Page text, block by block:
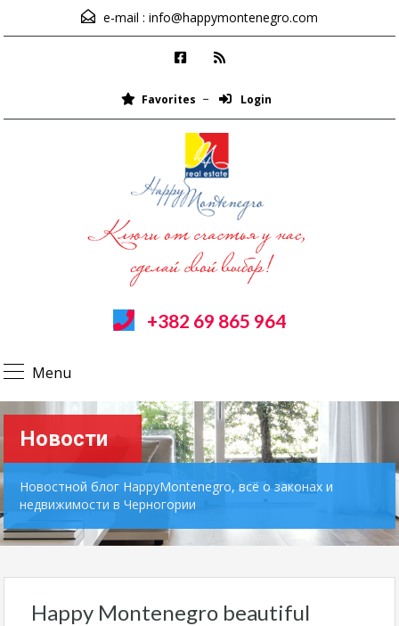
e-mail : info@happymontenegro.com
Favorites Login
+382 69 865 964
Menu
Новости
Новостной блог HappyMontenegro, всё о законах и
недвижимости в Черногории
Happy Montenegro beautiful